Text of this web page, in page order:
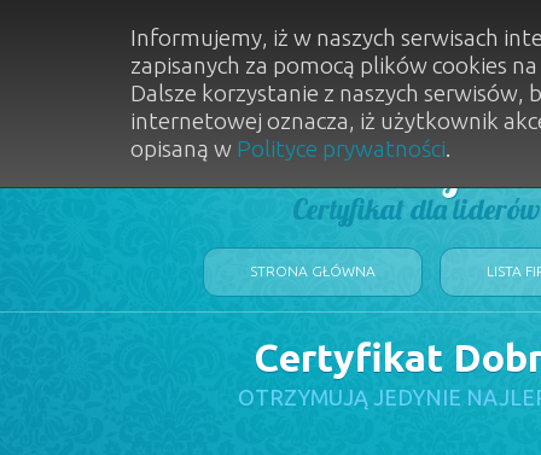
Dobry
Certyfikat dla
STRONA GŁÓWNA LISTA
Certyfikat
OTRZYMUJĄ JEDYNIE
Informujemy, iż w naszych serwisach
zapisanych za pomocą plików cookies
Dalsze korzystanie z naszych
internetowej oznacza, iż użytkownik
opisaną w Polityce prywatności.